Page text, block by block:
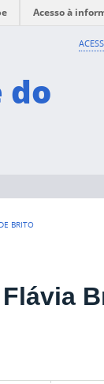
Acesso à
do
BRITO